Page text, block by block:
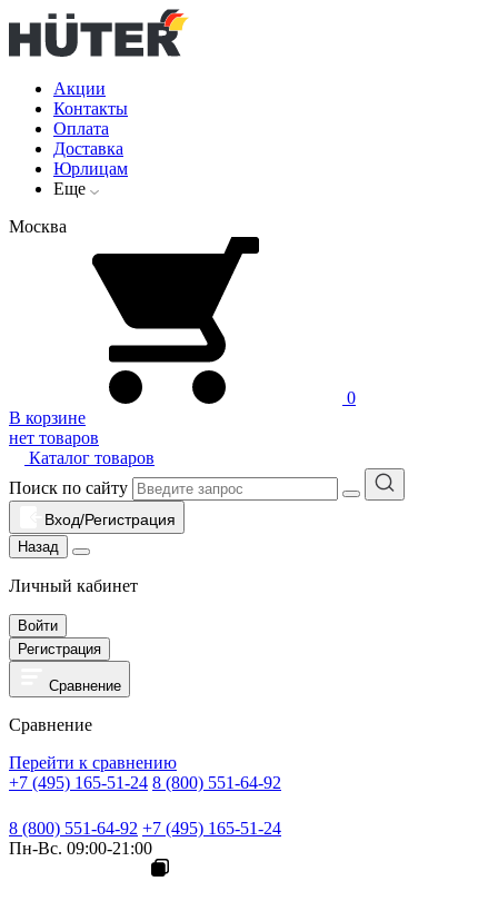
Акции
Контакты
Оплата
Доставка
Юрлицам
Еще
Москва
0
В корзине
нет товаров
Каталог товаров
Поиск по сайту
Вход/Регистрация
Назад
Личный кабинет
Войти
Регистрация
Сравнение
Сравнение
Перейти к сравнению
+7 (495) 165-51-24 8 (800) 551-64-92
8 (800) 551-64-92 +7 (495) 165-51-24
Пн-Вс. 09:00-21:00